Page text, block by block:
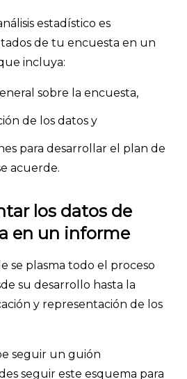
estadístico es
de tu encuesta en un
incluya:
sobre la encuesta,
de los datos y
para desarrollar el plan de
acuerde.
los datos de
en un informe
se plasma todo el proceso
su desarrollo hasta la
y representación de los
seguir un guión
seguir este esquema para